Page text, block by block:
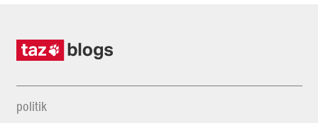
politik